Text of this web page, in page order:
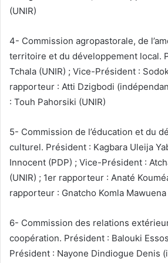
(UNIR)
4- Commission agropastorale, de
territoire et du développement local.
Tchala (UNIR) ; Vice-Président :
rapporteur : Atti Dzigbodi
: Touh Pahorsiki (UNIR)
5- Commission de l’éducation et du
culturel. Président : Kagbara Uleija
Innocent (PDP) ; Vice-Président :
(UNIR) ; 1er rapporteur : Anaté
rapporteur : Gnatcho Komla Mawuena
6- Commission des relations
coopération. Président : Balouki
Président : Nayone Dindiogue Denis